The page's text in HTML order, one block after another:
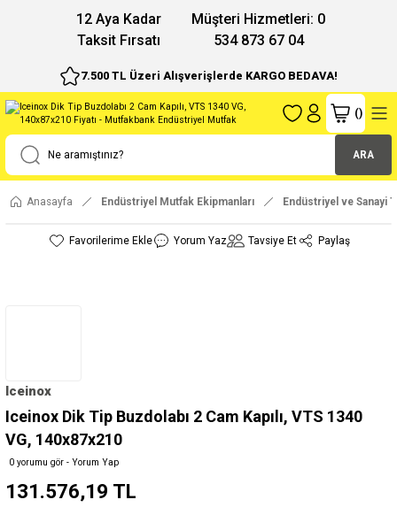
12 Aya Kadar
Taksit Fırsatı
Müşteri Hizmetleri: 0
534 873 67 04
7.500 TL Üzeri Alışverişlerde KARGO BEDAVA!
ARA
()
Anasayfa Endüstriyel Mutfak Ekipmanları Endüstriyel ve Sanayi
Yorum Yaz Tavsiye Et Paylaş
Iceinox
Iceinox Dik Tip Buzdolabı 2 Cam Kapılı, VTS 1340
VG, 140x87x210
0 yorumu gör - Yorum Yap
131.576,19 TL